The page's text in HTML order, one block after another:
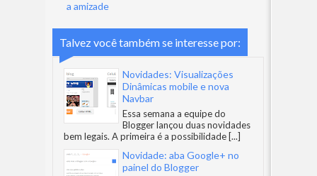
a amizade
Talvez você também se interesse por:
Novidades: Visualizações
Dinâmicas mobile e nova
Navbar
Essa semana a equipe do
Blogger lançou duas novidades
bem legais. A primeira é a possibilidade [...]
Novidade: aba Google+ no
painel do Blogger